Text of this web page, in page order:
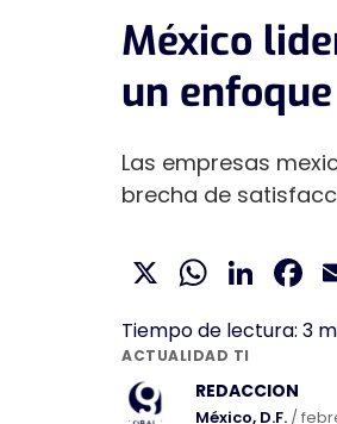
México
un
X
Tiempo de lectura: 3
ACTUALIDAD TI
Las empresas
brecha de
REDACCION
México, D.F. /